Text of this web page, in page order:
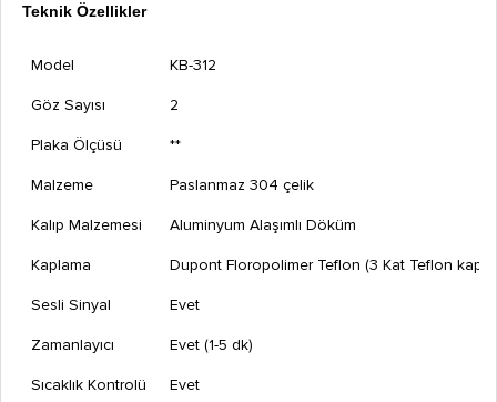
Teknik Özellikler
Model KB-312
Göz Sayısı 2
Plaka Ölçüsü **
Malzeme Paslanmaz 304 çelik
Kalıp Malzemesi Aluminyum Alaşımlı Döküm
Kaplama Dupont Floropolimer Teflon (3 Kat Teflon
Sesli Sinyal Evet
Zamanlayıcı Evet (1-5 dk)
Sıcaklık Kontrolü Evet